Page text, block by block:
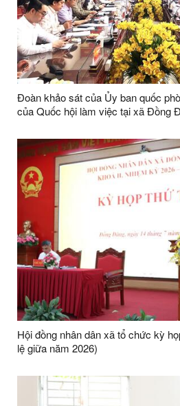
Đoàn khảo sát của Ủy ban quốc
của Quốc hội làm việc tại xã Đồng
Hội đồng nhân dân xã tổ chức kỳ
lệ giữa năm 2026)